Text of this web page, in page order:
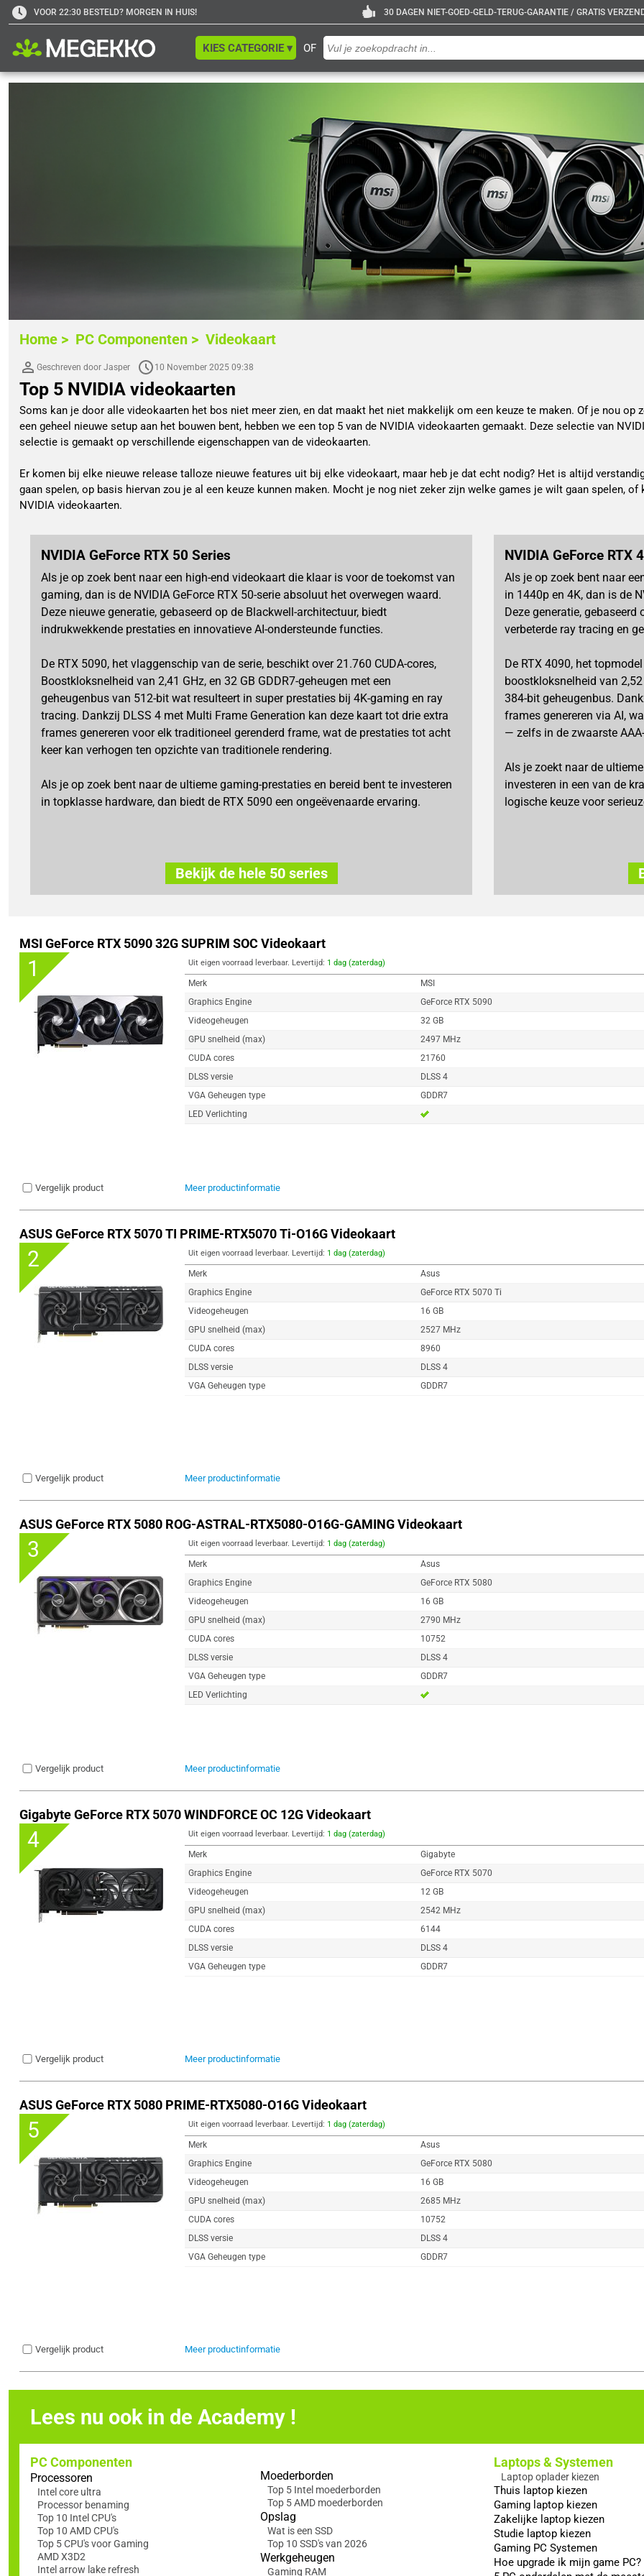
VOOR 22:30 BESTELD? MORGEN IN HUIS! 30 DAGEN NIET-GOED-GELD-TERUG-GARANTIE / GRATIS
OF
KIES CATEGORIE ▾
Home > PC Componenten > Videokaart
Geschreven door Jasper 10 November 2025 09:38
Top 5 NVIDIA videokaarten
Soms kan je door alle videokaarten het bos niet meer zien, en dat maakt het niet makkelijk om een keuze te maken. Of je nou
een geheel nieuwe setup aan het bouwen bent, hebben we een top 5 van de NVIDIA videokaarten gemaakt. Deze selectie van
selectie is gemaakt op verschillende eigenschappen van de videokaarten.
Er komen bij elke nieuwe release talloze nieuwe features uit bij elke videokaart, maar heb je dat echt nodig? Het is altijd
gaan spelen, op basis hiervan zou je al een keuze kunnen maken. Mocht je nog niet zeker zijn welke games je wilt gaan spelen,
NVIDIA videokaarten.
NVIDIA GeForce RTX 50 Series
Als je op zoek bent naar een high-end videokaart die klaar is voor de toekomst van
gaming, dan is de NVIDIA GeForce RTX 50-serie absoluut het overwegen waard.
Deze nieuwe generatie, gebaseerd op de Blackwell-architectuur, biedt
indrukwekkende prestaties en innovatieve AI-ondersteunde functies.
De RTX 5090, het vlaggenschip van de serie, beschikt over 21.760 CUDA-cores,
Boostkloksnelheid van 2,41 GHz, en 32 GB GDDR7-geheugen met een
geheugenbus van 512-bit wat resulteert in super prestaties bij 4K-gaming en ray
tracing. Dankzij DLSS 4 met Multi Frame Generation kan deze kaart tot drie extra
frames genereren voor elk traditioneel gerenderd frame, wat de prestaties tot acht
keer kan verhogen ten opzichte van traditionele rendering.
Als je op zoek bent naar de ultieme gaming-prestaties en bereid bent te investeren
in topklasse hardware, dan biedt de RTX 5090 een ongeëvenaarde ervaring.
Bekijk de hele 50 series
NVIDIA GeForce RTX
Als je op zoek bent naar
in 1440p en 4K, dan is de
Deze generatie,
verbeterde ray tracing en
De RTX 4090, het
boostkloksnelheid van
384-bit geheugenbus.
frames genereren via AI,
— zelfs in de zwaarste
Als je zoekt naar de
investeren in een van de
logische keuze voor
MSI GeForce RTX 5090 32G SUPRIM SOC Videokaart
1 Uit eigen voorraad leverbaar. Levertijd: 1 dag (zaterdag)
Merk
MSI
Graphics Engine
GeForce RTX 5090
Videogeheugen
32 GB
GPU snelheid (max)
2497 MHz
CUDA cores
21760
DLSS versie
DLSS 4
VGA Geheugen type
GDDR7
LED Verlichting
Vergelijk product Meer productinformatie
ASUS GeForce RTX 5070 TI PRIME-RTX5070 Ti-O16G Videokaart
2 Uit eigen voorraad leverbaar. Levertijd: 1 dag (zaterdag)
Merk
Asus
Graphics Engine
GeForce RTX 5070 Ti
Videogeheugen
16 GB
GPU snelheid (max)
2527 MHz
CUDA cores
8960
DLSS versie
DLSS 4
VGA Geheugen type
GDDR7
Vergelijk product Meer productinformatie
ASUS GeForce RTX 5080 ROG-ASTRAL-RTX5080-O16G-GAMING Videokaart
3 Uit eigen voorraad leverbaar. Levertijd: 1 dag (zaterdag)
Merk
Asus
Graphics Engine
GeForce RTX 5080
Videogeheugen
16 GB
GPU snelheid (max)
2790 MHz
CUDA cores
10752
DLSS versie
DLSS 4
VGA Geheugen type
GDDR7
LED Verlichting
Vergelijk product Meer productinformatie
Gigabyte GeForce RTX 5070 WINDFORCE OC 12G Videokaart
4 Uit eigen voorraad leverbaar. Levertijd: 1 dag (zaterdag)
Merk
Gigabyte
Graphics Engine
GeForce RTX 5070
Videogeheugen
12 GB
GPU snelheid (max)
2542 MHz
CUDA cores
6144
DLSS versie
DLSS 4
VGA Geheugen type
GDDR7
Vergelijk product Meer productinformatie
ASUS GeForce RTX 5080 PRIME-RTX5080-O16G Videokaart
5 Uit eigen voorraad leverbaar. Levertijd: 1 dag (zaterdag)
Merk
Asus
Graphics Engine
GeForce RTX 5080
Videogeheugen
16 GB
GPU snelheid (max)
2685 MHz
CUDA cores
10752
DLSS versie
DLSS 4
VGA Geheugen type
GDDR7
Vergelijk product Meer productinformatie
Lees nu ook in de Academy !
PC Componenten
Processoren
Intel core ultra
Processor benaming
Top 10 Intel CPU's
Top 10 AMD CPU's
Top 5 CPU's voor Gaming
AMD X3D2
Intel arrow lake refresh
Moederborden
Top 5 Intel moederborden
Top 5 AMD moederborden
Opslag
Wat is een SSD
Top 10 SSD's van 2026
Werkgeheugen
Gaming RAM
Laptops & Systemen
Laptop oplader kiezen
Thuis laptop kiezen
Gaming laptop kiezen
Zakelijke laptop kiezen
Studie laptop kiezen
Gaming PC Systemen
Hoe upgrade ik mijn game PC?